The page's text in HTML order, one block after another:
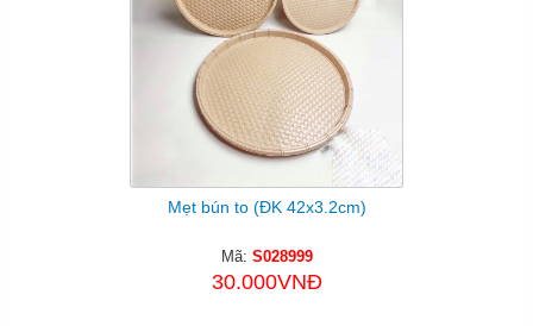
Mẹt bún to (ĐK 42x3.2cm)
Mã: S028999
30.000VNĐ